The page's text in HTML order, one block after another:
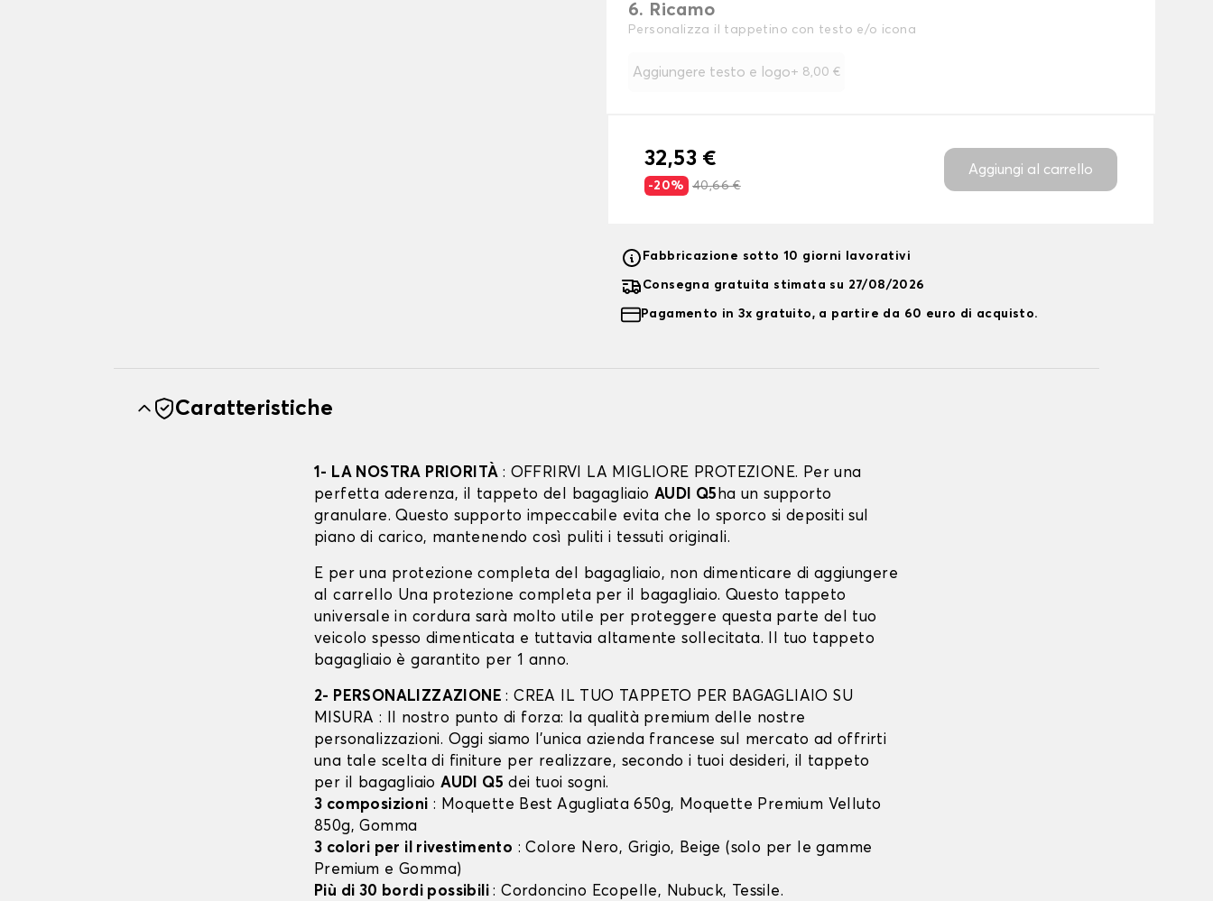
6. Ricamo
Personalizza il tappetino con testo e/o icona
Aggiungere testo e logo+ 8,00 €
32,53 €
-20% 40,66 €
Aggiungi al carrello
Fabbricazione sotto 10 giorni lavorativi
Consegna gratuita stimata su 27/08/2026
Pagamento in 3x gratuito, a partire da 60 euro di acquisto.
Caratteristiche
1- LA NOSTRA PRIORITÀ : OFFRIRVI LA MIGLIORE PROTEZIONE. Per una
perfetta aderenza, il tappeto del bagagliaio AUDI Q5ha un supporto
granulare. Questo supporto impeccabile evita che lo sporco si depositi sul
piano di carico, mantenendo così puliti i tessuti originali.
E per una protezione completa del bagagliaio, non dimenticare di aggiungere
al carrello Una protezione completa per il bagagliaio. Questo tappeto
universale in cordura sarà molto utile per proteggere questa parte del tuo
veicolo spesso dimenticata e tuttavia altamente sollecitata. Il tuo tappeto
bagagliaio è garantito per 1 anno.
2- PERSONALIZZAZIONE: CREA IL TUO TAPPETO PER BAGAGLIAIO SU
MISURA : Il nostro punto di forza: la qualità premium delle nostre
personalizzazioni. Oggi siamo l’unica azienda francese sul mercato ad offrirti
una tale scelta di finiture per realizzare, secondo i tuoi desideri, il tappeto
per il bagagliaioAUDI Q5 dei tuoi sogni.
3 composizioni : Moquette Best Agugliata 650g, Moquette Premium Velluto
850g, Gomma
3 colori per il rivestimento : Colore Nero, Grigio, Beige (solo per le gamme
Premium e Gomma)
Più di 30 bordi possibili: Cordoncino Ecopelle, Nubuck, Tessile.